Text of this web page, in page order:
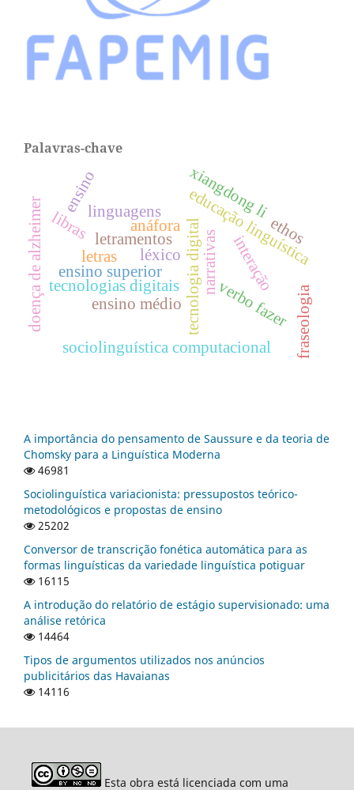
Palavras-chave
linguagens
letramentos
ensino
tecnologia digital
educação linguística
tecnologias digitais
xiangdong li
doença de alzheimer narrativas interação
verbo fazer
anáfora
ensino médio
ethos
fraseologia
léxico
libras
sociolinguística computacional
ensino superior
letras
A importância do pensamento de Saussure e da teoria de
Chomsky para a Linguística Moderna
46981
Sociolinguística variacionista: pressupostos teórico-
metodológicos e propostas de ensino
25202
Conversor de transcrição fonética automática para as
formas linguísticas da variedade linguística potiguar
16115
A introdução do relatório de estágio supervisionado: uma
análise retórica
14464
Tipos de argumentos utilizados nos anúncios
publicitários das Havaianas
14116
Esta obra está licenciada com uma